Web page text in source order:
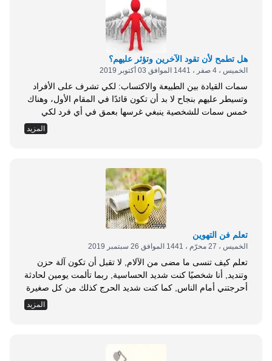
هل تطمح لأن تقود الآخرين وتؤثر عليهم؟
الخميس ، 4 صفر ، 1441 الموافق 03 أكتوبر 2019
سمات القيادة بين الطبيعة والاكتساب: لكي تشرف على الأفراد
وتسيطر عليهم بنجاح لا بد أن تكون قائدًا في المقام الأول، وهناك
خمس سمات للشخصية ينبغي غرسها بعمق في أي فرد لكي
ينجح في قيادة الآخرين، وهي: متانة الخلق: إذا كنت ذا خلق متين
فسوف تعرف بفطرتك السليمة الفرق بين الصواب والخطأ، وبهذا
وموثوقًا به، كما أنك لن تكذب، ولن تسرق، ولن تغش مهما كانت
المزيد
تعلم فن التهوين
الخميس ، 27 محرّم ، 1441 الموافق 26 سبتمبر 2019
تعلم كيف تنسى ما مضى من الآلام, لا تقبل أن تكون آلة حزن
وتنديد, أنا شخصيًا كنت شديد الحساسية, ربما تألمت يومين لحادثة
أحرجتني أمام الناس, كما كنت شديد الحرج كذلك من كل صغيرة
وكبيرة, الأمر الذي أوقعني في كثير من المشاعر السلبية. إن
التهوين يقضي على مشاعرنا السلبية تجاه الماضي, ما منا من أحد
يشتهون, ويلبسون ما يريدون, ويمرحون ويسرحون, هؤلاء لا معنى
المزيد